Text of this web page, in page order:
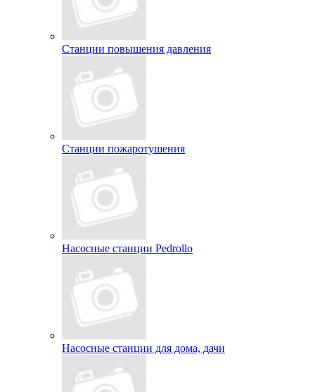
Станции повышения давления
Станции пожаротушения
Насосные станции Pedrollo
Насосные станции для дома, дачи